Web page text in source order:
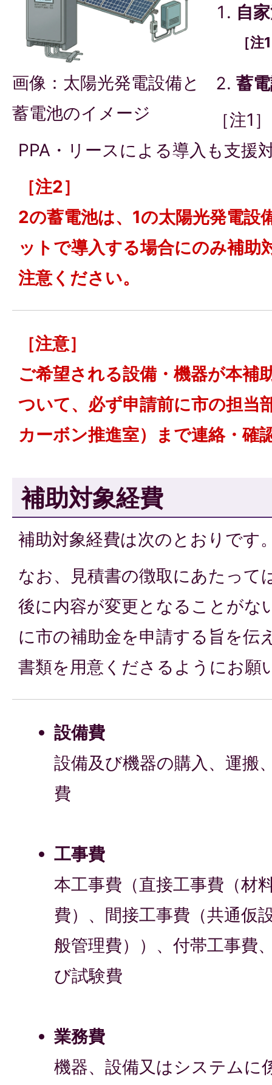
画像：太陽光発電設備と
蓄電池のイメージ
自
［注
蓄
［注1］
PPA・リースによる導入も支援
［注2］
2の蓄電池は、1の太陽光発電設
ットで導入する場合にのみ補助
注意ください。
［注意］
ご希望される設備・機器が本補
ついて、必ず申請前に市の担当
カーボン推進室）まで連絡・確
補助対象経費
補助対象経費は次のとおりです
なお、見積書の徴取にあたって
後に内容が変更となることがな
に市の補助金を申請する旨を伝
書類を用意くださるようにお願
設備費
設備及び機器の購入、運搬
費
工事費
本工事費（直接工事費（材
費）、間接工事費（共通仮
般管理費））、付帯工事費
び試験費
業務費
機器、設備又はシステムに